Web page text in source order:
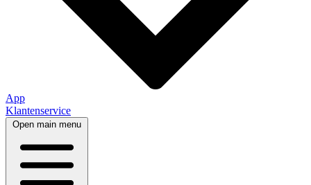
App
Klantenservice
Open main menu